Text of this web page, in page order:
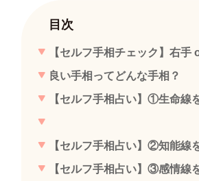
目次
【セルフ手相チェック】右手
良い手相ってどんな手相？
【セルフ手相占い】①生命線
【セルフ手相占い】②知能線
【セルフ手相占い】③感情線